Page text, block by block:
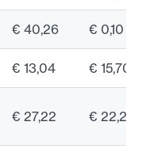
€ 40,26 € 0,10
€ 13,04 € 15,70
€ 27,22 € 22,20